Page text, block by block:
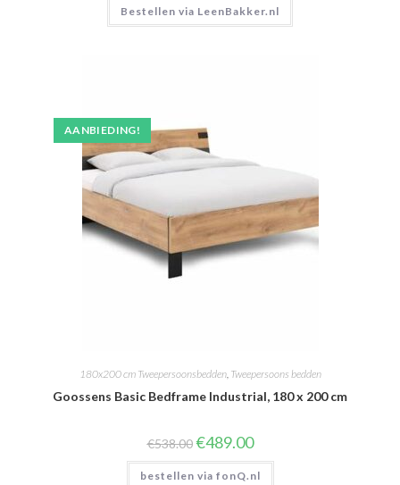
Bestellen via LeenBakker.nl
AANBIEDING!
180x200 cm Tweepersoonsbedden, Tweepersoons bedden
Goossens Basic Bedframe Industrial, 180 x 200 cm
€538.00 Oorspronkelijke
prijs
was:
€538.00.
€489.00Huidige
prijs
is:
€489.00.
bestellen via fonQ.nl